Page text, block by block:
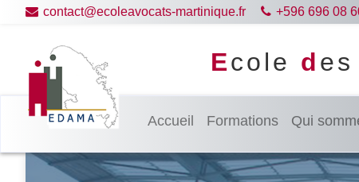
contact@ecoleavocats-martinique.fr +596 696 08
Ecole des
Accueil Formations Qui